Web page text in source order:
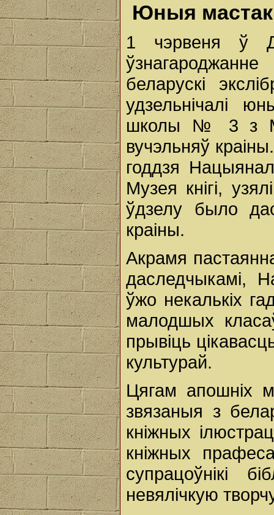
Юныя
1 чэрвеня ў
беларускі
удзельнічалі
школы № 3 з
вучэльняў
годдзя
Музея кнігі,
ўдзелу было
краіны.
Акрамя
даследчыкамі,
ўжо некалькіх
малодшых
прывіць
культурай.
Цягам апошніх
звязаныя з
кніжных
кніжных
супрацоўнікі
невялічкую